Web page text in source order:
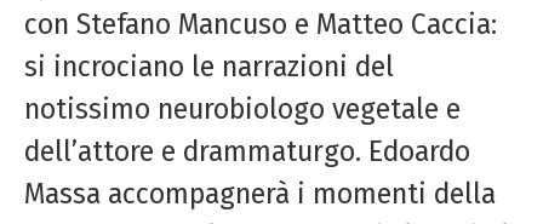
con Stefano Mancuso e Matteo Caccia:
si incrociano le narrazioni del
notissimo neurobiologo vegetale e
dell’attore e drammaturgo. Edoardo
Massa accompagnerà i momenti della